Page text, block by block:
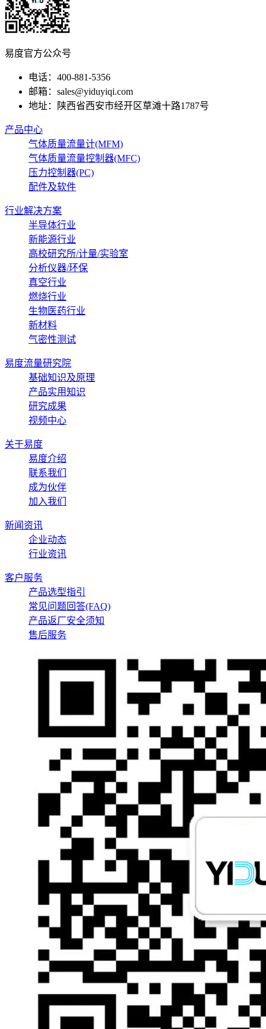
易度官方公众号
电话：400-881-5356
邮箱：sales@yiduyiqi.com
地址：陕西省西安市经开区草滩十路1787号
产品中心
气体质量流量计(MFM)
气体质量流量控制器(MFC)
压力控制器(PC)
配件及软件
行业解决方案
半导体行业
新能源行业
高校研究所/计量/实验室
分析仪器/环保
真空行业
燃烧行业
生物医药行业
新材料
气密性测试
易度流量研究院
基础知识及原理
产品实用知识
研究成果
视频中心
关于易度
易度介绍
联系我们
成为伙伴
加入我们
新闻资讯
企业动态
行业资讯
客户服务
产品选型指引
常见问题回答(FAQ)
产品返厂安全须知
售后服务